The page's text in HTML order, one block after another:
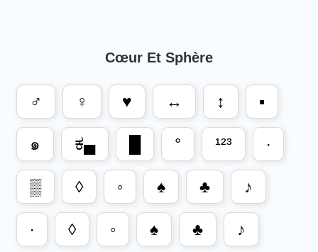
Cœur Et Sphère
♂ ♀ ♥ ↔ ↕ ▪
๑ ಕ▄ ° ¹²³ ∙
▒ ◊ ◦ ♠ ♣ ♪
∙ ◊ ◦ ♠ ♣ ♪